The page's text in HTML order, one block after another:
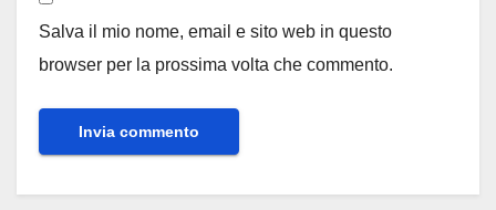
Salva il mio nome, email e sito web in questo
browser per la prossima volta che commento.